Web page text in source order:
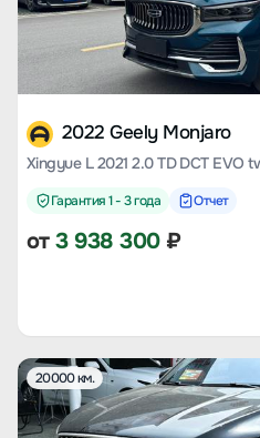
2022 Geely Monjaro
Xingyue L 2021 2.0 TD DCT EVO
Гарантия 1 - 3 года Отчет
от3 938 300₽
20000 км.